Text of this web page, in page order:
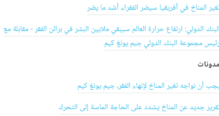
المناخ في أفريقيا سيضر الفقراء أشد ما يضر
الدولي: ارتفاع حرارة العالم سيبقي ملايين البشر في براثن الفقر - مقابلة مع
مجموعة البنك الدولي جيم يونغ كيم
أن نواجه تغير المناخ لإنهاء الفقر، جيم يونغ كيم
جديد عن المناخ يشدد على الحاجة الماسة إلى التحرك